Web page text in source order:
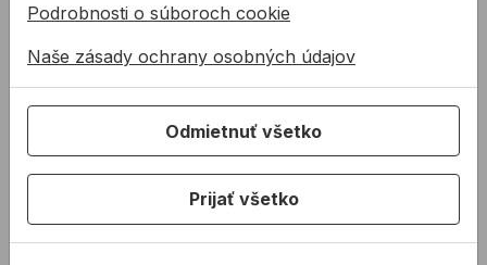
Diamant miskovitý
na betón BOSCH
kotúč na vyzretý betón,
Diamant miskovitý
BOSCH 125mm
Diamantový brúsny kotúč
na vyzretý betón, čadič,
Podrobnosti o súboroch cookie
Naše zásady ochrany osobných údajov
Odmietnuť všetko
Prijať všetko